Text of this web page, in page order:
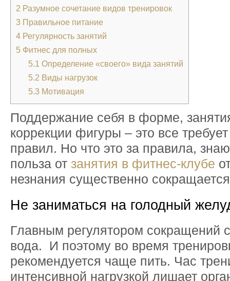
2 Разумное сочетание видов тренировок
3 Правильное питание
4 Регулярность занятий
5 Фитнес для полных
5.1 Определение «своего» вида занятий
5.2 Виды нагрузок
5.3 Мотивация
Поддержание себя в форме,
коррекции фигуры – это все
правил. Но что это за правила,
польза от занятия в фитнес-клубе
незнания существенно
Не заниматься на голодный
Главным регулятором сокращений
вода. И поэтому во время
рекомендуется чаще пить. Час
интенсивной нагрузкой лишает